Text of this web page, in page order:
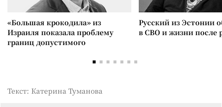
«Большая крокодила» из
Израиля показала проблему
границ допустимого
Русский из Эстонии
в СВО и жизни после
Текст: Катерина Туманова